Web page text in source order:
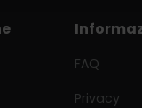
FAQ
Privacy